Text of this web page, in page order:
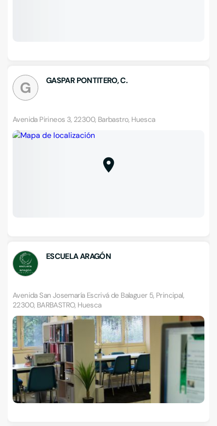
G GASPAR PONTITERO, C.
Avenida Pirineos 3, 22300, Barbastro, Huesca
ESCUELA ARAGÓN
Avenida San Josemaría Escrivá de Balaguer 5, Principal,
22300, BARBASTRO, Huesca